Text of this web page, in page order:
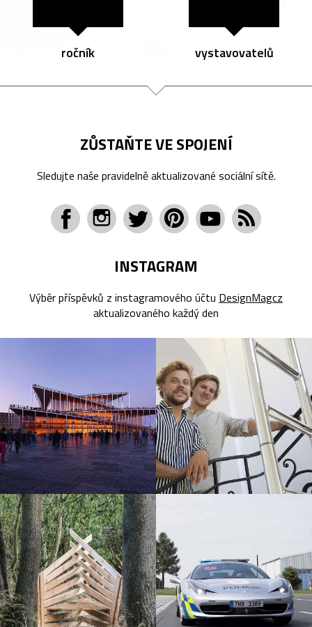
ročník vystavovatelů
ZŮSTAŇTE VE SPOJENÍ
Sledujte naše pravidelně aktualizované sociální sítě.
INSTAGRAM
Výběr příspěvků z instagramového účtu DesignMagcz
aktualizovaného každý den